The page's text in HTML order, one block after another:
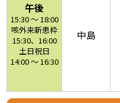
午後
15:30 ～ 18:00
咳外来新患枠
15:30、16:00
土日祝日
14:00 ～ 16:30
中島